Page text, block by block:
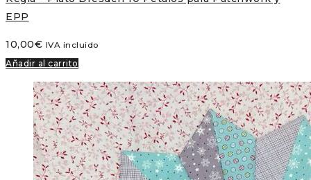
EPP
10,00€ IVA incluido
Añadir al carrito